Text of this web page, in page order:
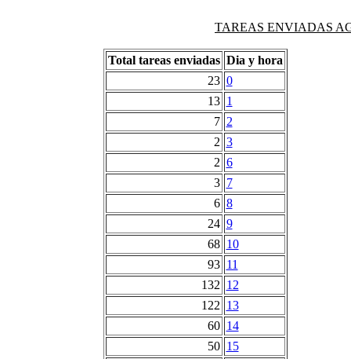
TAREAS ENVIADAS
Total tareas enviadas Dia y hora
23 0
13 1
7 2
2 3
2 6
3 7
6 8
24 9
68 10
93 11
132 12
122 13
60 14
50 15